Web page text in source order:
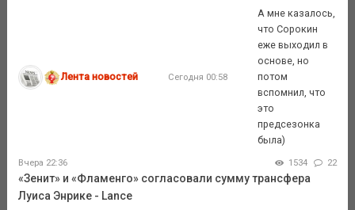
Лента новостей Сегодня 00:58
А мне казалось,
что Сорокин
еже выходил в
основе, но
потом
вспомнил, что
это
предсезонка
была)
Вчера 22:36 1534 22
«Зенит» и «Фламенго» согласовали сумму трансфера
Луиса Энрике - Lance